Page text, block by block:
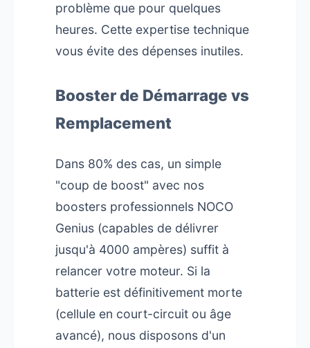
problème que pour quelques
heures. Cette expertise technique
vous évite des dépenses inutiles.
Booster de Démarrage vs
Remplacement
Dans 80% des cas, un simple
"coup de boost" avec nos
boosters professionnels NOCO
Genius (capables de délivrer
jusqu'à 4000 ampères) suffit à
relancer votre moteur. Si la
batterie est définitivement morte
(cellule en court-circuit ou âge
avancé), nous disposons d'un